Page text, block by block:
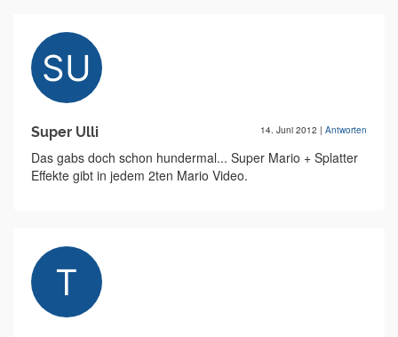
Super Ulli 14. Juni 2012 | Antworten
Das gabs doch schon hundermal... Super Mario + Splatter
Effekte gibt in jedem 2ten Mario Video.